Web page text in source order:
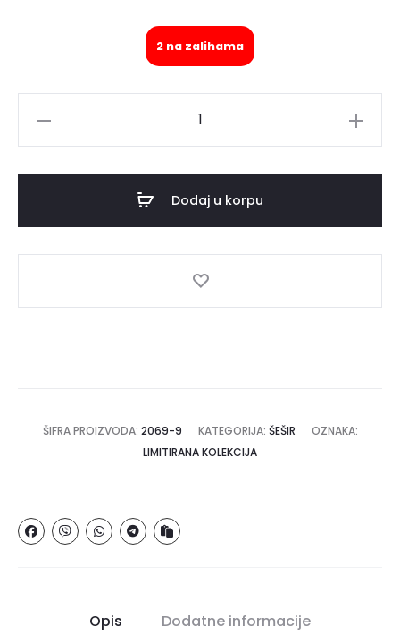
2 na zalihama
Dodaj u korpu
ŠIFRA PROIZVODA: 2069-9 KATEGORIJA: ŠEŠIR
OZNAKA:
LIMITIRANA KOLEKCIJA
Opis Dodatne informacije